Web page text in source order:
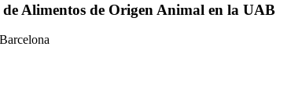
Alimentos de Origen Animal en la UAB